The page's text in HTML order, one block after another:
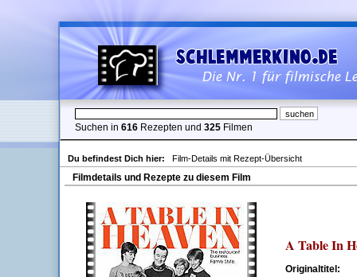
Suchen in 616 Rezepten und 325 Filmen
Du befindest Dich hier: Film-Details mit Rezept-Übersicht
Filmdetails und Rezepte zu diesem Film
A Table In
Originaltitel: